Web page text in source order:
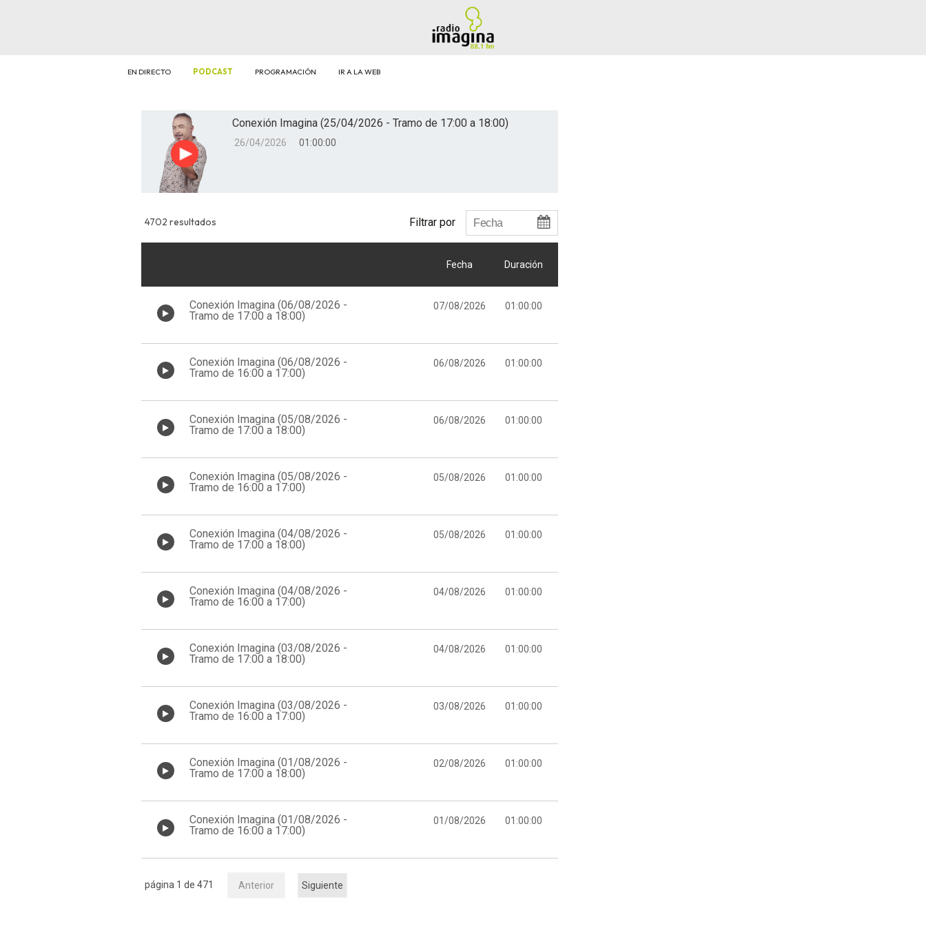
EN DIRECTO PODCAST PROGRAMACIÓN IR A LA WEB
Reproducir
Conexión Imagina (25/04/2026 - Tramo de 17:00 a 18:00)
26/04/2026 01:00:00
4702 resultados Filtrar por
Fecha Duración
Conexión Imagina (06/08/2026 -
Tramo de 17:00 a 18:00)
07/08/2026 01:00:00
Conexión Imagina (06/08/2026 -
Tramo de 16:00 a 17:00)
06/08/2026 01:00:00
Conexión Imagina (05/08/2026 -
Tramo de 17:00 a 18:00)
06/08/2026 01:00:00
Conexión Imagina (05/08/2026 -
Tramo de 16:00 a 17:00)
05/08/2026 01:00:00
Conexión Imagina (04/08/2026 -
Tramo de 17:00 a 18:00)
05/08/2026 01:00:00
Conexión Imagina (04/08/2026 -
Tramo de 16:00 a 17:00)
04/08/2026 01:00:00
Conexión Imagina (03/08/2026 -
Tramo de 17:00 a 18:00)
04/08/2026 01:00:00
Conexión Imagina (03/08/2026 -
Tramo de 16:00 a 17:00)
03/08/2026 01:00:00
Conexión Imagina (01/08/2026 -
Tramo de 17:00 a 18:00)
02/08/2026 01:00:00
Conexión Imagina (01/08/2026 -
Tramo de 16:00 a 17:00)
01/08/2026 01:00:00
Anterior Siguiente
página 1 de 471